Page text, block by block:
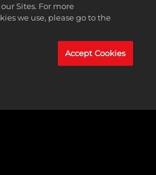
GIOCHI
Sites. For more
we use, please go to the
Accept Cookies